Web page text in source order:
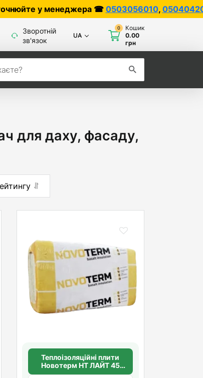
у менеджера ☎0503056010,0504042070
Зворотній
зв'язок
UA
0
Кошик
0.00
грн
для даху, фасаду,
Теплоізоляційні плити
Новотерм НТ ЛАЙТ 45
100мм.(45кг/м3)